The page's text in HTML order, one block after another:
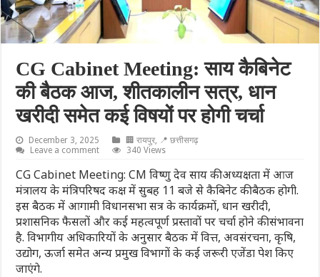
CG Cabinet Meeting: साय कैबिनेट
की बैठक आज, शीतकालीन सत्र, धान
खरीदी समेत कई विषयों पर होगी चर्चा
December 3, 2025 🏢 रायपुर
📍 छत्तीसगढ़
Leave a comment
340 Views
CG Cabinet Meeting: CM विष्णु देव साय की अध्यक्षता में आज
मंत्रालय के मंत्रिपरिषद कक्ष में सुबह 11 बजे से कैबिनेट की बैठक होगी.
इस बैठक में आगामी विधानसभा सत्र के कार्यक्रमों, धान खरीदी,
प्रशासनिक फैसलों और कई महत्वपूर्ण प्रस्तावों पर चर्चा होने की संभावना
है. विभागीय अधिकारियों के अनुसार बैठक में वित्त, अवसंरचना, कृषि,
उद्योग, ऊर्जा समेत अन्य प्रमुख विभागों के कई जरूरी एजेंडा पेश किए
जाएंगे.